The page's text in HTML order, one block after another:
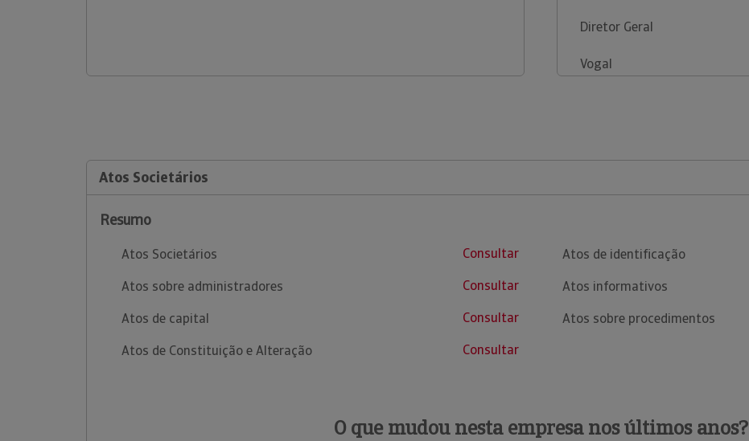
Diretor Geral
Vogal
Atos Societários
Resumo
Atos Societários
Consultar
Atos sobre administradores
Consultar
Atos de capital
Consultar
Atos de Constituição e Alteração
Consultar
Atos de identificação
Atos informativos
Atos sobre procedimentos
O que mudou nesta empresa nos últimos anos?